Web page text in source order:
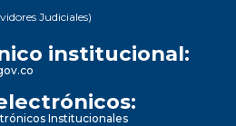
Judiciales)
institucional:
Institucionales